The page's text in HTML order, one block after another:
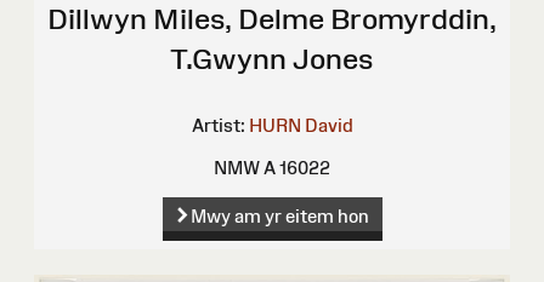
Dillwyn Miles, Delme Bromyrddin,
T.Gwynn Jones
Artist: HURN David
NMW A 16022
Mwy am yr eitem hon